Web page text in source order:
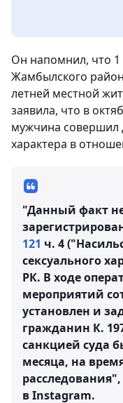
Он напомнил, что
Жамбылского
летней местной
заявила, что в
мужчина совершил
характера в
"Данный факт
121 ч. 4
сексуального
РК. В ходе
мероприятий
установлен и
гражданин К.
санкцией суда
месяца, на
в Instagram.